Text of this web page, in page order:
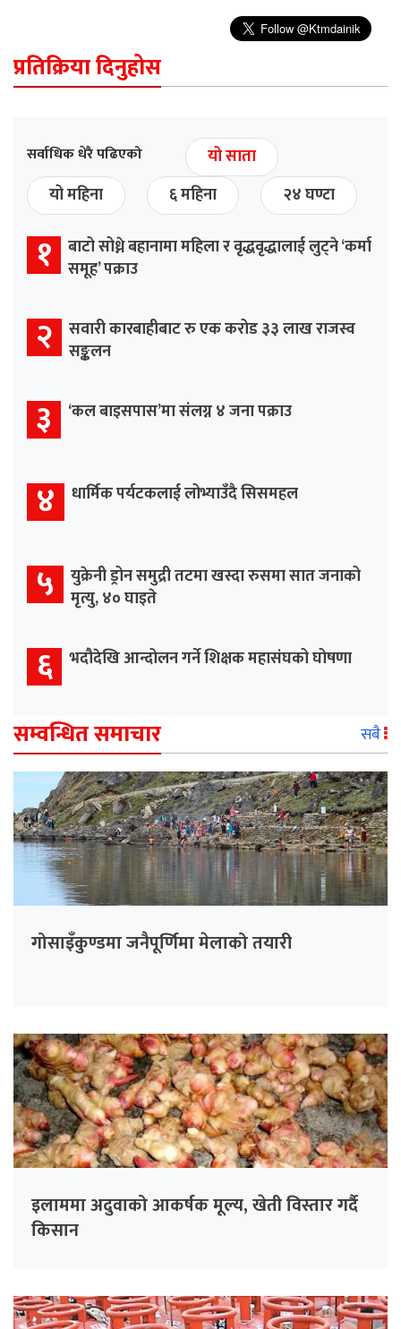
प्रतिक्रिया दिनुहोस
सर्वाधिक धेरै पढिएको
यो साता
यो महिना
६ महिना २४ घण्टा
१ बाटो सोध्ने बहानामा महिला र वृद्धवृद्धालाई लुट्ने ‘कर्मा
समूह’ पक्राउ
२ सवारी कारबाहीबाट रु एक करोड ३३ लाख राजस्व
सङ्कलन
३ ‘कल बाइसपास’मा संलग्न ४ जना पक्राउ
४ धार्मिक पर्यटकलाई लोभ्याउँदै सिसमहल
५ युक्रेनी ड्रोन समुद्री तटमा खस्दा रुसमा सात जनाको
मृत्यु, ४० घाइते
६ भदौदेखि आन्दोलन गर्ने शिक्षक महासंघको घोषणा
सम्वन्धित समाचार सबै
गोसाइँकुण्डमा जनैपूर्णिमा मेलाको तयारी
इलाममा अदुवाको आकर्षक मूल्य, खेती विस्तार गर्दै
किसान